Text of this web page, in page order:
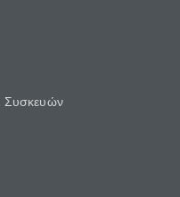
Συσκευών